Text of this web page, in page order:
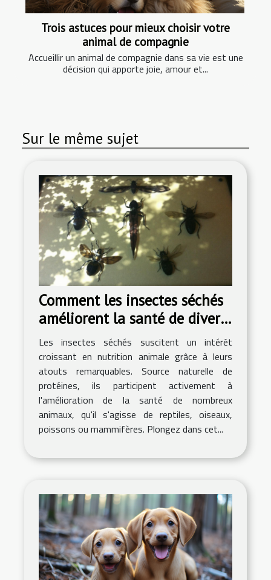
Trois astuces pour mieux choisir votre
animal de compagnie
Accueillir un animal de compagnie dans sa vie est une
décision qui apporte joie, amour et...
Sur le même sujet
Comment les insectes séchés
améliorent la santé de divers
animaux ?
Les insectes séchés suscitent un intérêt
croissant en nutrition animale grâce à leurs
atouts remarquables. Source naturelle de
protéines, ils participent activement à
l'amélioration de la santé de nombreux
animaux, qu'il s'agisse de reptiles, oiseaux,
poissons ou mammifères. Plongez dans cet...